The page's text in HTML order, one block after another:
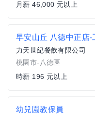
月薪 46,000 元以上
早安山丘 八德中正店-
力天世紀餐飲有限公司
桃園市-八德區
時薪 196 元以上
幼兒園教保員